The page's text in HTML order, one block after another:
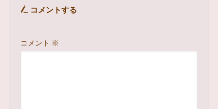
コメントする
コメント ※